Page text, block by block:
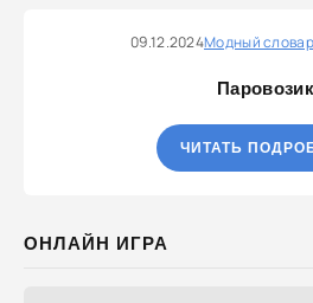
09.12.2024Модный
Паровозик
ЧИТАТЬ
ОНЛАЙН ИГРА